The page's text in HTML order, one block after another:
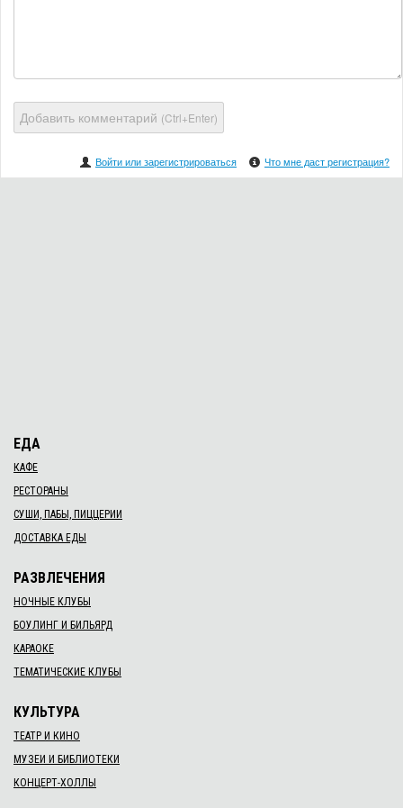
Добавить комментарий (Ctrl+Enter)
Войти или зарегистрироваться Что мне даст регистрация?
ЕДА
КАФЕ
РЕСТОРАНЫ
СУШИ, ПАБЫ, ПИЦЦЕРИИ
ДОСТАВКА ЕДЫ
РАЗВЛЕЧЕНИЯ
НОЧНЫЕ КЛУБЫ
БОУЛИНГ И БИЛЬЯРД
КАРАОКЕ
ТЕМАТИЧЕСКИЕ КЛУБЫ
КУЛЬТУРА
ТЕАТР И КИНО
МУЗЕИ И БИБЛИОТЕКИ
КОНЦЕРТ-ХОЛЛЫ